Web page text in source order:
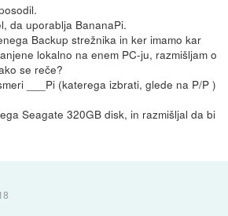
da uporablja BananaPi.
Backup strežnika in ker imamo kar
lokalno na enem PC-ju, razmišljam o
se reče?
___Pi (katerega izbrati, glede na P/P )
Seagate 320GB disk, in razmišljal da bi